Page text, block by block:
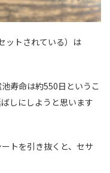
ットされている）は
寿命は約550日というこ
しにしようと思います
トを引き抜くと、セサ